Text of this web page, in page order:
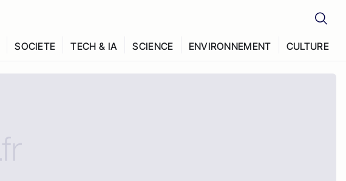
SOCIETE TECH & IA SCIENCE ENVIRONNEMENT CULTURE